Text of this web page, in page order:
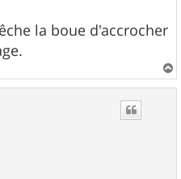
la boue d'accrocher
a